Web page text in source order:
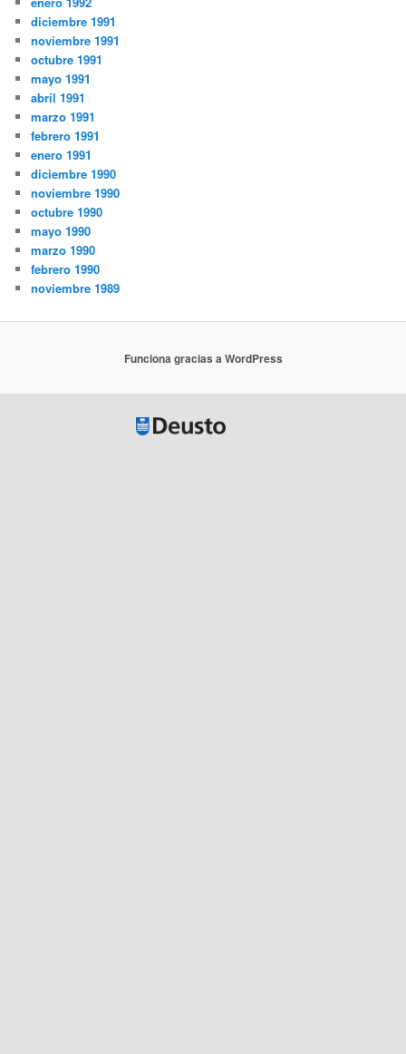
diciembre 1991
noviembre 1991
octubre 1991
mayo 1991
abril 1991
marzo 1991
febrero 1991
enero 1991
diciembre 1990
noviembre 1990
octubre 1990
mayo 1990
marzo 1990
febrero 1990
noviembre 1989
Funciona gracias a WordPress